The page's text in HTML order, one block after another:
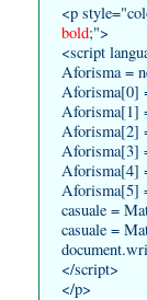
<p
bold;">
<script
Aforisma =
Aforisma[0]
Aforisma[1]
Aforisma[2]
Aforisma[3]
Aforisma[4]
Aforisma[5]
casuale =
casuale =
</script>
</p>